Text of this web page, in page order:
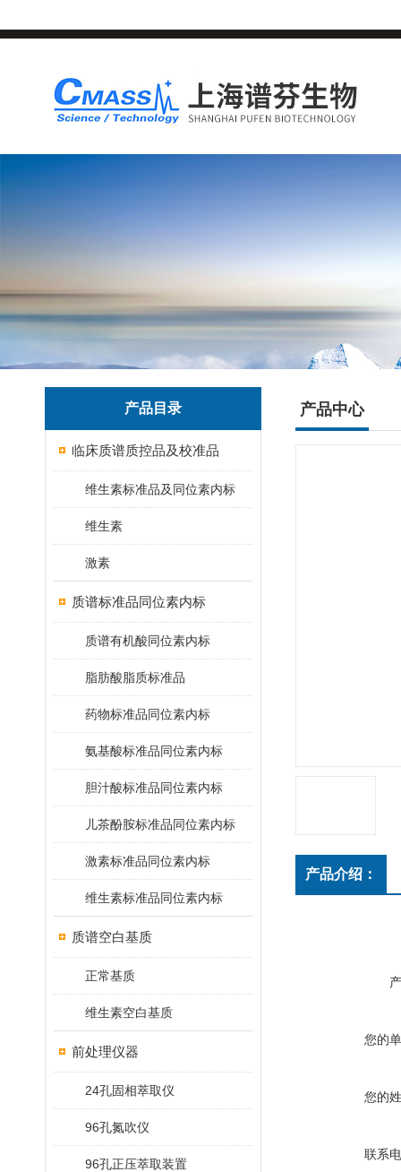
产品目录
临床质谱质控品及校准品
维生素标准品及同位素内标
维生素
激素
质谱标准品同位素内标
质谱有机酸同位素内标
脂肪酸脂质标准品
药物标准品同位素内标
氨基酸标准品同位素内标
胆汁酸标准品同位素内标
儿茶酚胺标准品同位素内标
激素标准品同位素内标
维生素标准品同位素内标
质谱空白基质
正常基质
维生素空白基质
前处理仪器
24孔固相萃取仪
96孔氮吹仪
96孔正压萃取装置
产品中心
产品介绍：
您的
您的
联系